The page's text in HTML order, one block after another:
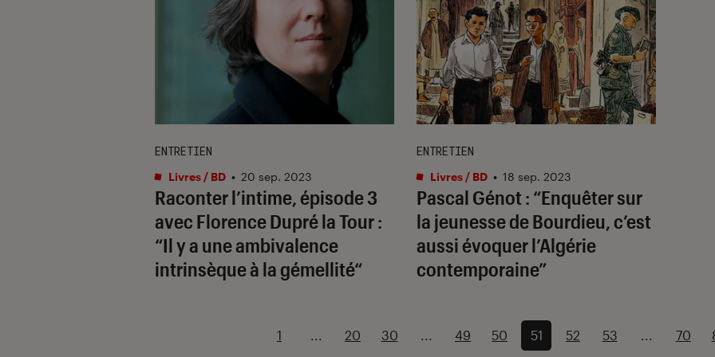
Raconter l’intime, épisode 3
avec Florence Dupré la Tour :
“Il y a une ambivalence
intrinsèque à la gémellité“
ENTRETIEN
Livres / BD • 20 sep. 2023
Pascal Génot : “Enquêter sur
la jeunesse de Bourdieu, c’est
aussi évoquer l’Algérie
contemporaine”
ENTRETIEN
Livres / BD • 18 sep. 2023
1 ... 20 30 ... 49 50 51 52 53 ... 70